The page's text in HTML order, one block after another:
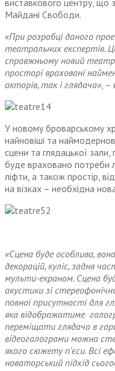
виставкового центру, що
Майдані Свободи.
«При розробці даного
театральних експертів.
справжньому новий
просторі враховані
акторів, так і глядача», –
У новому броварському
найновіші та
сцени та глядацької
буде враховано потреби
ліфти, а також простір,
на візках – необхідна
«Сцена буде особлива,
декорацій, куліс, задня
мульти-екраном. Сцена
акустики зі
повної присутності для
яка відображатиме
переміщати глядача в
відеогалограми можна
якого сюжету п’єси. Всі
новаторський підхід